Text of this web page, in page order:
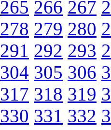
265 266 267
278 279 280
291 292 293
304 305 306
317 318 319
330 331 332